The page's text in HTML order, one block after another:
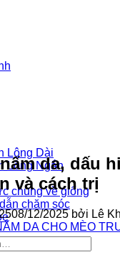
Lông Dài
Lông Ngắn
chung về giống
chăm sóc
da, dấu
và cách trị
08/12/2025 bởi Lê